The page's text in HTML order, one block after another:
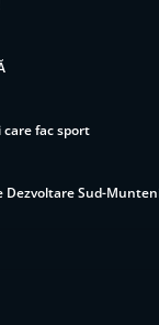
fac sport
Dezvoltare Sud-